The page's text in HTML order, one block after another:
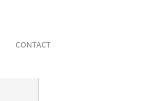
CONTACT